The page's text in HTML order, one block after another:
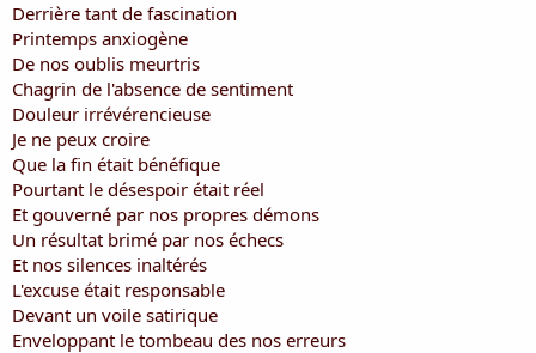
Derrière tant de fascination
Printemps anxiogène
De nos oublis meurtris
Chagrin de l'absence de sentiment
Douleur irrévérencieuse
Je ne peux croire
Que la fin était bénéfique
Pourtant le désespoir était réel
Et gouverné par nos propres démons
Un résultat brimé par nos échecs
Et nos silences inaltérés
L'excuse était responsable
Devant un voile satirique
Enveloppant le tombeau des nos erreurs